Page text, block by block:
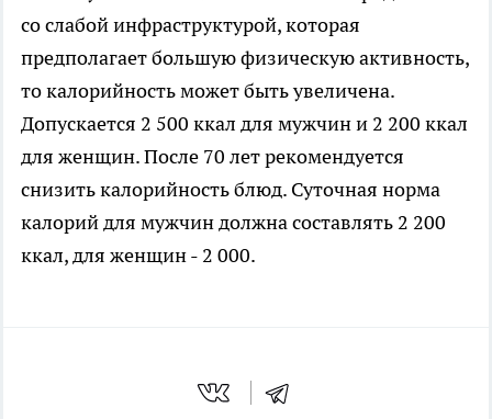
со слабой инфраструктурой, которая
предполагает большую физическую активность,
то калорийность может быть увеличена.
Допускается 2 500 ккал для мужчин и 2 200 ккал
для женщин. После 70 лет рекомендуется
снизить калорийность блюд. Суточная норма
калорий для мужчин должна составлять 2 200
ккал, для женщин - 2 000.